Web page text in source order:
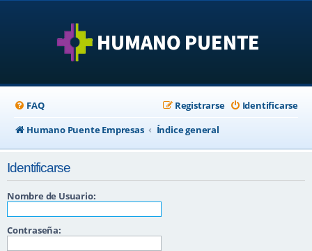
FAQ Identificarse
Registrarse
Humano Puente Empresas
Índice general
Identificarse
Nombre de Usuario:
Contraseña: